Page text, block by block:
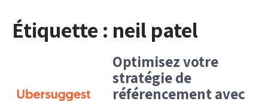
Étiquette : neil patel
Optimisez votre
stratégie de
référencement avec